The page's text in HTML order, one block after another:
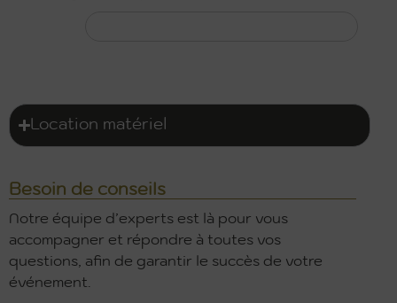
Location matériel
Besoin de conseils
Notre équipe d’experts est là pour vous
accompagner et répondre à toutes vos
questions, afin de garantir le succès de votre
événement.